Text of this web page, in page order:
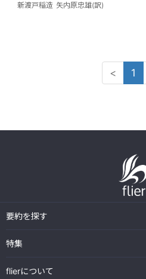
新渡戸稲造 矢内原忠雄(訳)
< 1
要約を探す
特集
flierについて